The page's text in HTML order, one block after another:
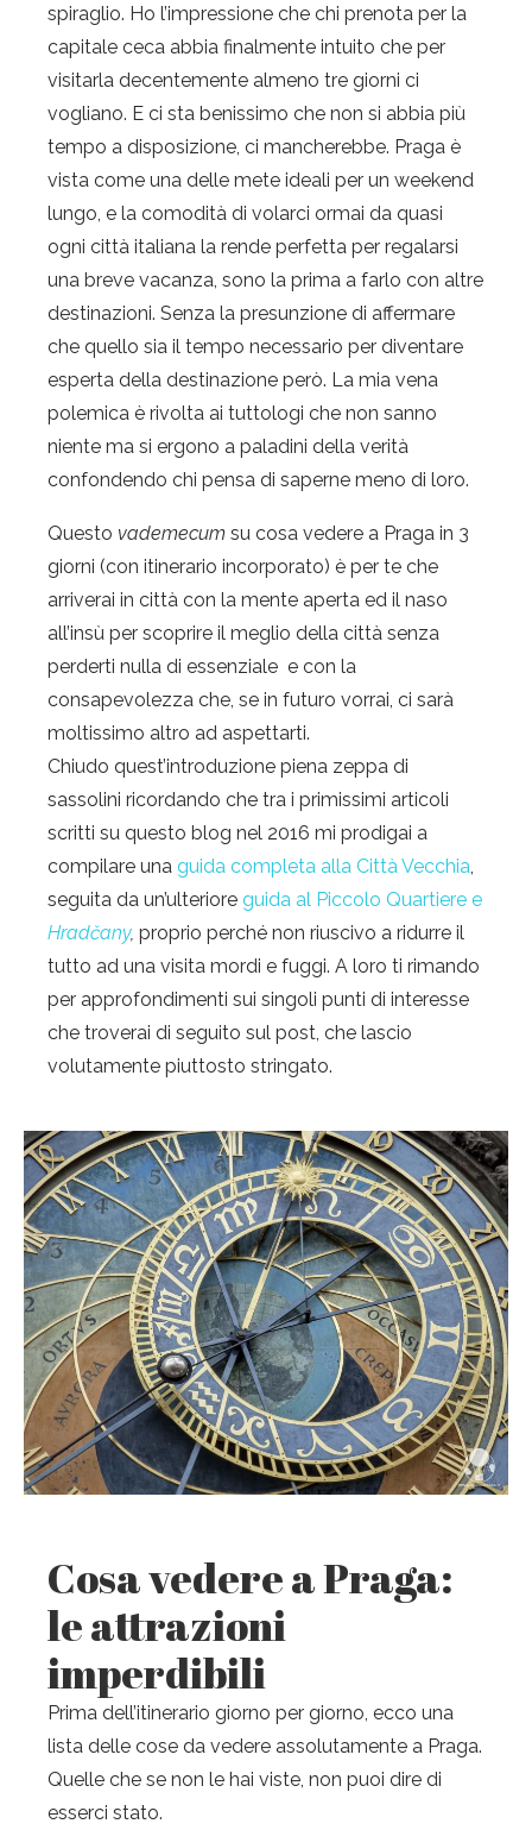
spiraglio. Ho l’impressione che chi prenota per la
capitale ceca abbia finalmente intuito che per
visitarla decentemente almeno tre giorni ci
vogliano. E ci sta benissimo che non si abbia più
tempo a disposizione, ci mancherebbe. Praga è
vista come una delle mete ideali per un weekend
lungo, e la comodità di volarci ormai da quasi
ogni città italiana la rende perfetta per regalarsi
una breve vacanza, sono la prima a farlo con altre
destinazioni. Senza la presunzione di affermare
che quello sia il tempo necessario per diventare
esperta della destinazione però. La mia vena
polemica è rivolta ai tuttologi che non sanno
niente ma si ergono a paladini della verità
confondendo chi pensa di saperne meno di loro.
Questo vademecum su cosa vedere a Praga in 3
giorni (con itinerario incorporato) è per te che
arriverai in città con la mente aperta ed il naso
all’insù per scoprire il meglio della città senza
perderti nulla di essenziale e con la
consapevolezza che, se in futuro vorrai, ci sarà
moltissimo altro ad aspettarti.
Chiudo quest’introduzione piena zeppa di
sassolini ricordando che tra i primissimi articoli
scritti su questo blog nel 2016 mi prodigai a
compilare una guida completa alla Città Vecchia,
seguita da un’ulteriore guida al Piccolo Quartiere e
Hradčany, proprio perché non riuscivo a ridurre il
tutto ad una visita mordi e fuggi. A loro ti rimando
per approfondimenti sui singoli punti di interesse
che troverai di seguito sul post, che lascio
volutamente piuttosto stringato.
Cosa vedere a Praga:
le attrazioni
imperdibili
Prima dell’itinerario giorno per giorno, ecco una
lista delle cose da vedere assolutamente a Praga.
Quelle che se non le hai viste, non puoi dire di
esserci stato.